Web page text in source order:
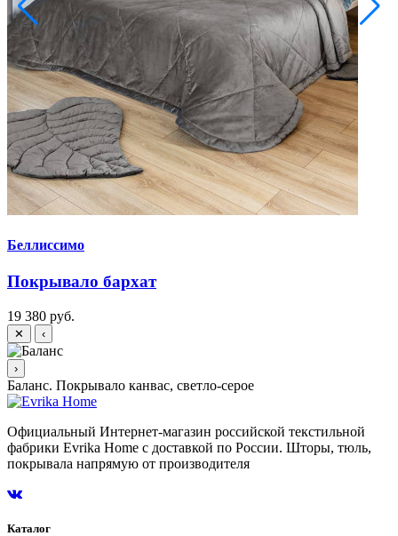
Беллиссимо
Покрывало бархат
19 380 руб.
✕ ‹
›
Баланс. Покрывало канвас, светло-серое
Официальный Интернет-магазин российской текстильной
фабрики Evrika Home c доставкой по России. Шторы, тюль,
покрывала напрямую от производителя
Каталог